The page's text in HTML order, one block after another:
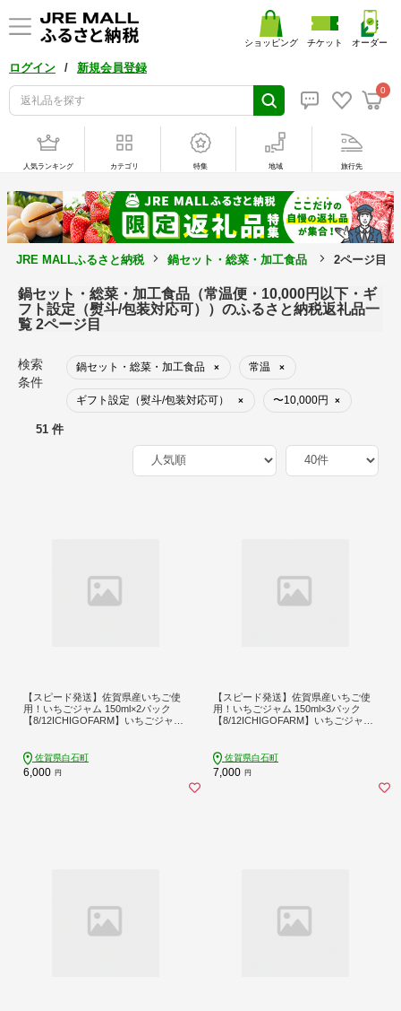
ログイン / 新規会員登録
0
ショッピング チケット オーダー
人気ランキング カテゴリ 特集 地域 旅行先
JRE MALLふるさと納税 鍋セット・総菜・加工食品 2ページ目
鍋セット・総菜・加工食品（常温便・10,000円以下・ギ
フト設定（熨斗/包装対応可））のふるさと納税返礼品一
覧 2ページ目
検索
条件
鍋セット・総菜・加工食品 × 常温 ×
ギフト設定（熨斗/包装対応可） × 〜10,000円 ×
51 件
【スピード発送】佐賀県産いちご使
用！いちごジャム 150ml×2パック
【8/12ICHIGOFARM】いちごジャム
フト ヨーグルト アイス 加工品 パウ
チ 簡単 国産 九州産 佐賀県 佐賀 白石
町 白石 [IBR005]
佐賀県白石町
6,000 円
【スピード発送】佐賀県産いちご使
用！いちごジャム 150ml×3パック
【8/12ICHIGOFARM】いちごジャム
フト ヨーグルト アイス 加工品 パウ
チ 簡単 国産 九州産 佐賀県 佐賀 白石
町 白石 [IBR010]
佐賀県白石町
7,000 円